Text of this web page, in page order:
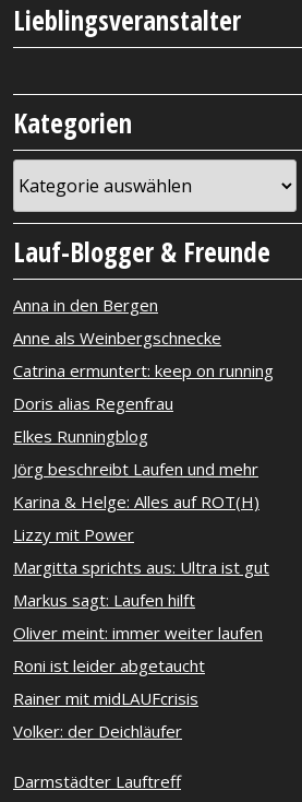
Lieblingsveranstalter
Kategorien
Lauf-Blogger & Freunde
Anna in den Bergen
Anne als Weinbergschnecke
Catrina ermuntert: keep on running
Doris alias Regenfrau
Elkes Runningblog
Jörg beschreibt Laufen und mehr
Karina & Helge: Alles auf ROT(H)
Lizzy mit Power
Margitta sprichts aus: Ultra ist gut
Markus sagt: Laufen hilft
Oliver meint: immer weiter laufen
Roni ist leider abgetaucht
Rainer mit midLAUFcrisis
Volker: der Deichläufer
Darmstädter Lauftreff